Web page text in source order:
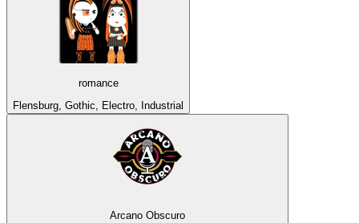
romance
Flensburg, Gothic, Electro, Industrial
Arcano Obscuro